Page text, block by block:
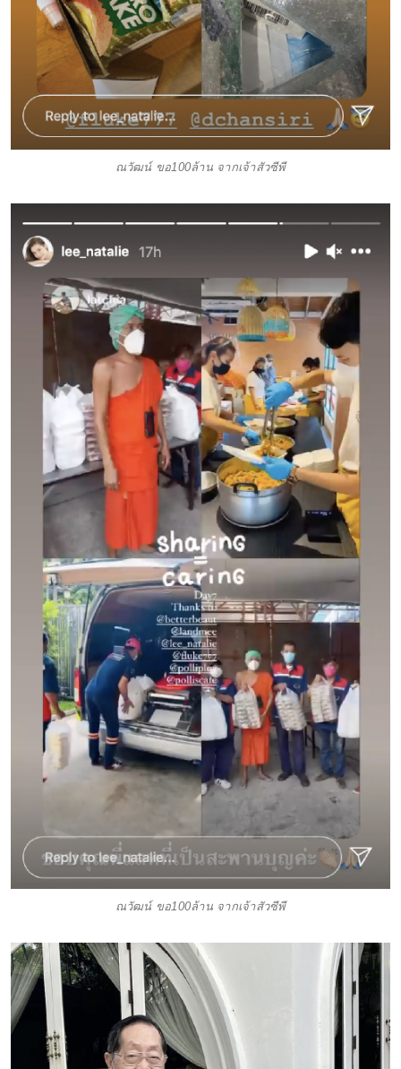
ณวัฒน์ ขอ100ล้าน จากเจ้าสัวซีพี
ณวัฒน์ ขอ100ล้าน จากเจ้าสัวซีพี